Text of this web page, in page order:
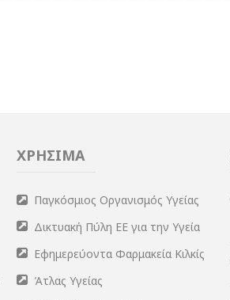
ΧΡΗΣΙΜΑ
Παγκόσμιος Οργανισμός Υγείας
Δικτυακή Πύλη ΕΕ για την Υγεία
Εφημερεύοντα Φαρμακεία Κιλκίς
Άτλας Υγείας